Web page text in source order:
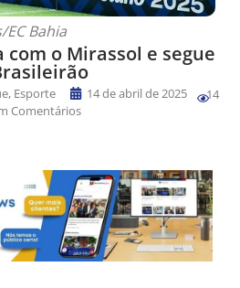
Bahia
com o Mirassol e segue
, Esporte
14 de abril de 2025
Comentários
14